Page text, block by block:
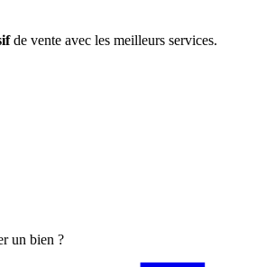
de vente avec les meilleurs services.
un bien ?